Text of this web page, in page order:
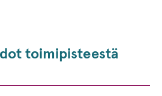
toimipisteestä